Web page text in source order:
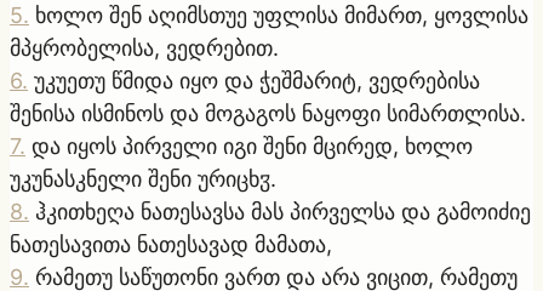
5. ხოლო შენ აღიმსთუე უფლისა მიმართ, ყოვლისა
მპყრობელისა, ვედრებით.
6. უკუეთუ წმიდა იყო და ჭეშმარიტ, ვედრებისა
შენისა ისმინოს და მოგაგოს ნაყოფი სიმართლისა.
7. და იყოს პირველი იგი შენი მცირედ, ხოლო
უკუნასკნელი შენი ურიცხჳ.
8. ჰკითხეღა ნათესავსა მას პირველსა და გამოიძიე
ნათესავითა ნათესავად მამათა,
9. რამეთუ საწუთონი ვართ და არა ვიცით, რამეთუ